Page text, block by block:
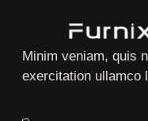
Minim veniam, quis
exercitation ullamco